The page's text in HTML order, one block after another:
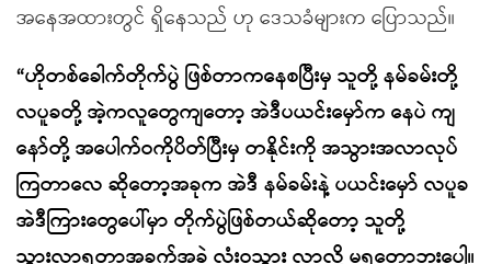
အနေအထားတွင် ရှိနေသည် ဟု ဒေသခံများက ပြောသည်။
“ဟိုတစ်ခေါက်တိုက်ပွဲ ဖြစ်တာကနေစပြီးမှ သူတို့ နမ်ခမ်းတို့
လပူခတို့ အဲ့ကလူတွေကျတော့ အဲဒီပယင်းမှော်က နေပဲ ကျ
နော်တို့ အပေါက်ဝကိုပိတ်ပြီးမှ တနိုင်းကို အသွားအလာလုပ်
ကြတာလေ ဆိုတော့အခုက အဲဒီ နမ်ခမ်းနဲ့ ပယင်းမှော် လပူခ
အဲဒီကြားတွေပေါ်မှာ တိုက်ပွဲဖြစ်တယ်ဆိုတော့ သူတို့
သွားလာရတာအခက်အခဲ လုံးဝသွား လာလို့ မရတော့ဘူးပေါ့။